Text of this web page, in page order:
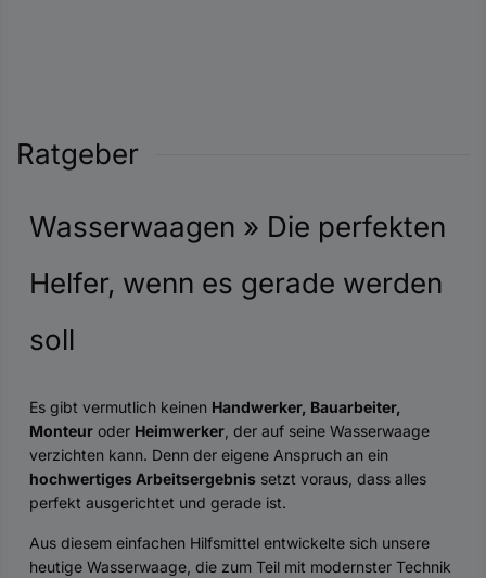
Ratgeber
Wasserwaagen » Die perfekten
Helfer, wenn es gerade werden
soll
Es gibt vermutlich keinen Handwerker, Bauarbeiter,
Monteur oder Heimwerker , der auf seine Wasserwaage
verzichten kann. Denn der eigene Anspruch an ein
hochwertiges Arbeitsergebnis setzt voraus, dass alles
perfekt ausgerichtet und gerade ist.
Aus diesem einfachen Hilfsmittel entwickelte sich unsere
heutige Wasserwaage, die zum Teil mit modernster Technik